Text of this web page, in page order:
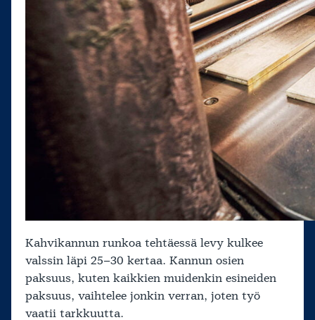
Kahvikannun runkoa tehtäessä levy kulkee
valssin läpi 25–30 kertaa. Kannun osien
paksuus, kuten kaikkien muidenkin esineiden
paksuus, vaihtelee jonkin verran, joten työ
vaatii tarkkuutta.